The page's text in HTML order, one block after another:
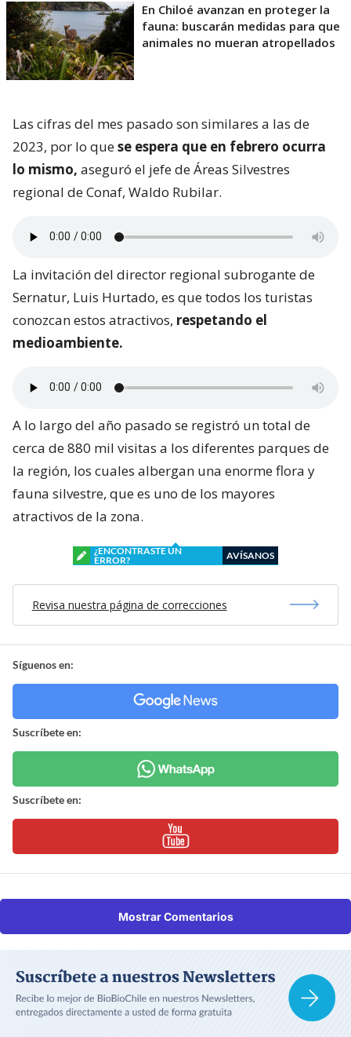
En Chiloé avanzan en proteger la
fauna: buscarán medidas para que
animales no mueran atropellados
Las cifras del mes pasado son similares a las de
2023, por lo quese espera que en febrero ocurra
lo mismo, aseguró el jefe de Áreas Silvestres
regional de Conaf, Waldo Rubilar.
La invitación del director regional subrogante de
Sernatur, Luis Hurtado, es que todos los turistas
conozcan estos atractivos, respetando el
medioambiente.
A lo largo del año pasado se registró un total de
cerca de 880 mil visitas a los diferentes parques de
la región, los cuales albergan una enorme flora y
fauna silvestre, que es uno de los mayores
atractivos de la zona.
¿ENCONTRASTE UN
ERROR?
AVÍSANOS
Revisa nuestra página de correcciones
Síguenos en:
Suscríbete en:
Suscríbete en:
Mostrar Comentarios